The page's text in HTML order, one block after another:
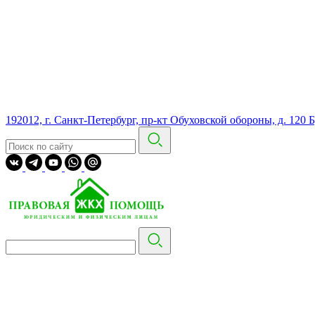
192012, г. Санкт-Петербург, пр-кт Обуховской обороны, д. 120